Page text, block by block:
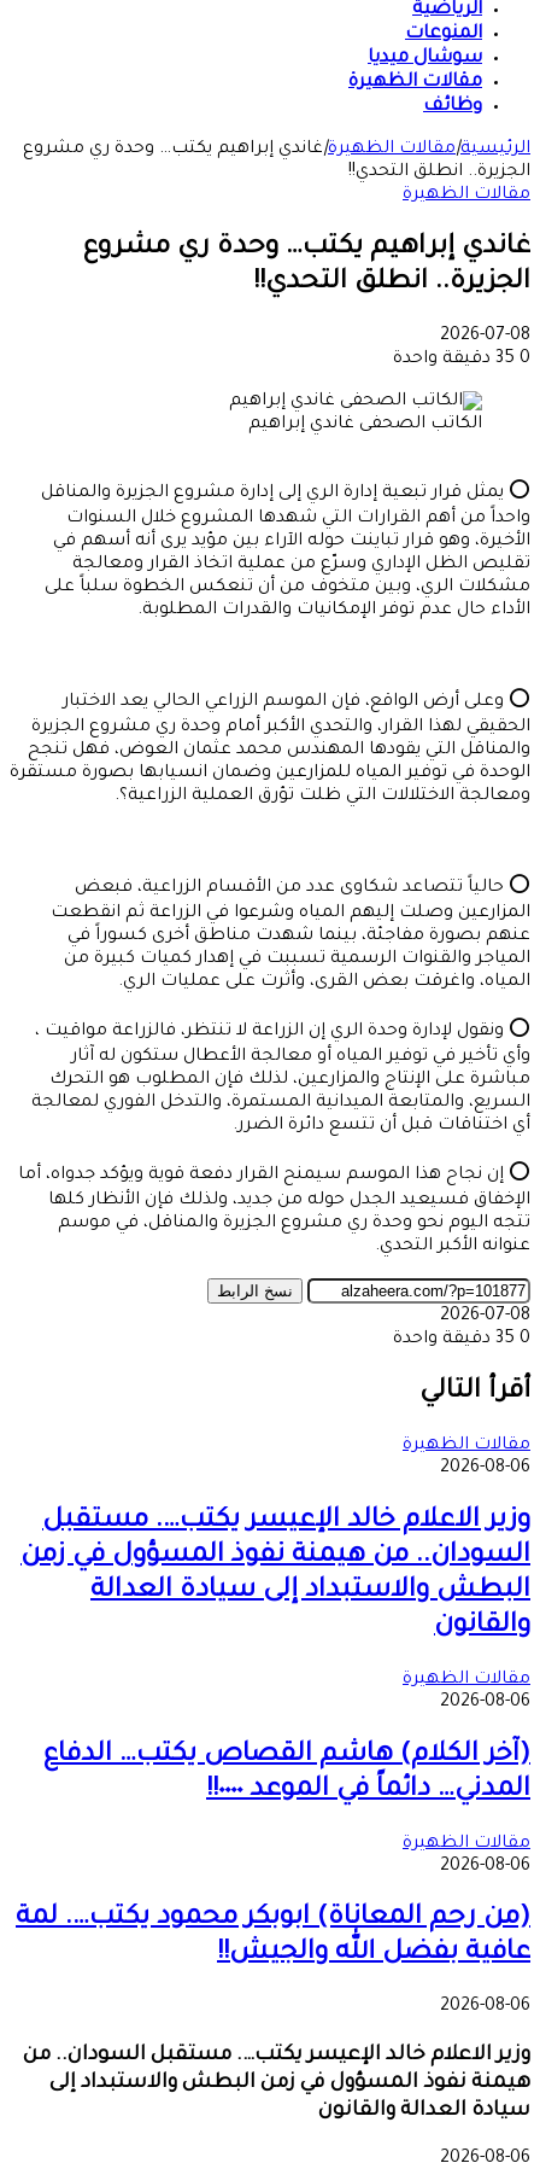
الرياضية
المنوعات
سوشال ميديا
مقالات الظهيرة
وظائف
الرئيسية|مقالات الظهيرة|غاندي إبراهيم يكتب… وحدة ري مشروع
الجزيرة.. انطلق التحدي!!
مقالات الظهيرة
غاندي إبراهيم يكتب… وحدة ري مشروع
الجزيرة.. انطلق التحدي!!
2026-07-08
0
دقيقة واحدة
الكاتب الصحفى غاندي إبراهيم
⭕ يمثل قرار تبعية إدارة الري إلى إدارة مشروع الجزيرة والمناقل
واحداً من أهم القرارات التي شهدها المشروع خلال السنوات
الأخيرة، وهو قرار تباينت حوله الآراء بين مؤيد يرى أنه أسهم في
تقليص الظل الإداري وسرّع من عملية اتخاذ القرار ومعالجة
مشكلات الري، وبين متخوف من أن تنعكس الخطوة سلباً على
الأداء حال عدم توفر الإمكانيات والقدرات المطلوبة.
⭕ وعلى أرض الواقع، فإن الموسم الزراعي الحالي يعد الاختبار
الحقيقي لهذا القرار، والتحدي الأكبر أمام وحدة ري مشروع الجزيرة
والمناقل التي يقودها المهندس محمد عثمان العوض، فهل تنجح
الوحدة في توفير المياه للمزارعين وضمان انسيابها بصورة مستقرة
ومعالجة الاختلالات التي ظلت تؤرق العملية الزراعية؟.
⭕ حالياً تتصاعد شكاوى عدد من الأقسام الزراعية، فبعض
المزارعين وصلت إليهم المياه وشرعوا في الزراعة ثم انقطعت
عنهم بصورة مفاجئة، بينما شهدت مناطق أخرى كسوراً في
المياجر والقنوات الرسمية تسببت في إهدار كميات كبيرة من
المياه، واغرقت بعض القرى، وأثرت على عمليات الري.
⭕ ونقول لإدارة وحدة الري إن الزراعة لا تنتظر، فالزراعة مواقيت ،
وأي تأخير في توفير المياه أو معالجة الأعطال ستكون له آثار
مباشرة على الإنتاج والمزارعين، لذلك فإن المطلوب هو التحرك
السريع، والمتابعة الميدانية المستمرة، والتدخل الفوري لمعالجة
أي اختناقات قبل أن تتسع دائرة الضرر.
⭕ إن نجاح هذا الموسم سيمنح القرار دفعة قوية ويؤكد جدواه، أما
الإخفاق فسيعيد الجدل حوله من جديد، ولذلك فإن الأنظار كلها
تتجه اليوم نحو وحدة ري مشروع الجزيرة والمناقل، في موسم
عنوانه الأكبر التحدي.
نسخ الرابط
2026-07-08
0
دقيقة واحدة
عبر
البريد
أقرأ التالي
مقالات الظهيرة
2026-08-06
وزير الاعلام خالد الإعيسر يكتب…. مستقبل
السودان.. من هيمنة نفوذ المسؤول في زمن
البطش والاستبداد إلى سيادة العدالة
والقانون
مقالات الظهيرة
2026-08-06
(آخر الكلام) هاشم القصاص يكتب… الدفاع
المدني… دائماً في الموعد ٠٠٠٠!!
مقالات الظهيرة
2026-08-06
(من رحم المعاناة) ابوبكر محمود يكتب…. لمة
عافية بفضل الله والجيش!!
2026-08-06
وزير الاعلام خالد الإعيسر يكتب…. مستقبل السودان.. من
هيمنة نفوذ المسؤول في زمن البطش والاستبداد إلى
سيادة العدالة والقانون